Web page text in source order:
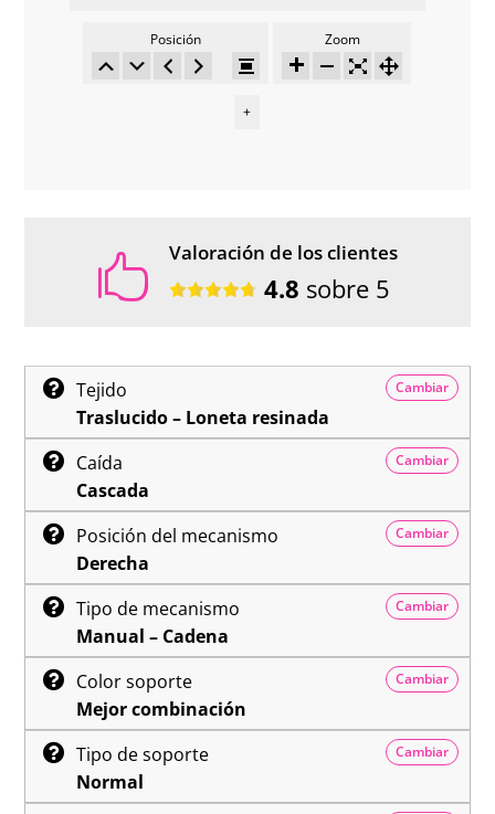
Posición Zoom
+
 Valoración de los clientes
4.8 sobre 5
Cambiar
Tejido
Traslucido – Loneta resinada
Cambiar
Caída
Cascada
Cambiar
Posición del mecanismo
Derecha
Cambiar
Tipo de mecanismo
Manual – Cadena
Cambiar
Color soporte
Mejor combinación
Cambiar
Tipo de soporte
Normal